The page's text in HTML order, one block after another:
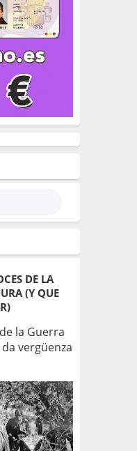
DE LA
(Y QUE
la Guerra
vergüenza